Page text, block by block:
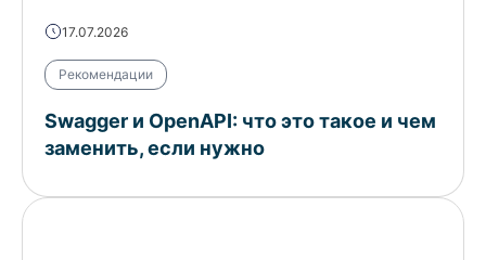
17.07.2026
Рекомендации
Swagger и OpenAPI: что это такое и чем
заменить, если нужно